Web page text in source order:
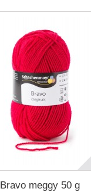
Bravo meggy 50 g